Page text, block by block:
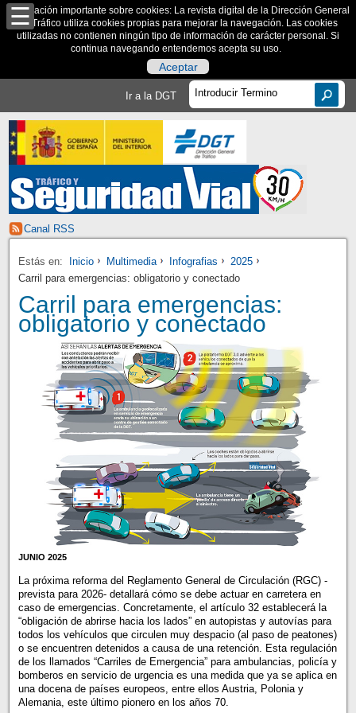
Información importante sobre cookies: La revista digital de la Dirección General
de Tráfico utiliza cookies propias para mejorar la navegación. Las cookies
utilizadas no contienen ningún tipo de información de carácter personal. Si
continua navegando entendemos acepta su uso.
Aceptar
Ir a la DGT
Canal RSS
Estás en: Inicio Multimedia Infografias
2025
Carril para emergencias: obligatorio y conectado
Carril para emergencias:
obligatorio y conectado
JUNIO 2025
La próxima reforma del Reglamento General de Circulación (RGC) -
prevista para 2026- detallará cómo se debe actuar en carretera en
caso de emergencias. Concretamente, el artículo 32 establecerá la
“obligación de abrirse hacia los lados” en autopistas y autovías para
todos los vehículos que circulen muy despacio (al paso de peatones)
o se encuentren detenidos a causa de una retención. Esta regulación
de los llamados “Carriles de Emergencia” para ambulancias, policía y
bomberos en servicio de urgencia es una medida que ya se aplica en
una docena de países europeos, entre ellos Austria, Polonia y
Alemania, este último pionero en los años 70.